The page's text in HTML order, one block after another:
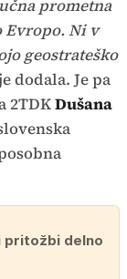
prometna
Evropo. Ni v
geostrateško
dodala. Je pa
2TDKDušana
pritožbi delno